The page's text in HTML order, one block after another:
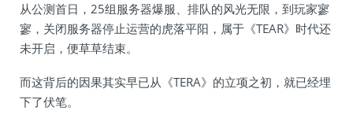
从公测首日，25组服务器爆服、排队的风光无限，到玩家寥
寥，关闭服务器停止运营的虎落平阳，属于《TEAR》时代还
未开启，便草草结束。
而这背后的因果其实早已从《TERA》的立项之初，就已经埋
下了伏笔。